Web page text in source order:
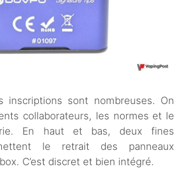
inscriptions sont nombreuses. On
collaborateurs, les normes et le
En haut et bas, deux fines
le retrait des panneaux
C’est discret et bien intégré.